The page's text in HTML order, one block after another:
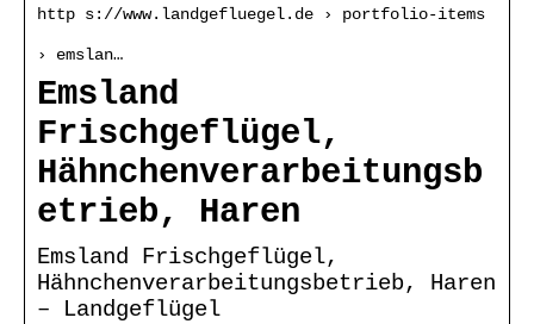
http s://www.landgefluegel.de › portfolio-items
› emslan…
Emsland
Frischgeflügel,
Hähnchenverarbeitungsb
etrieb, Haren
Emsland Frischgeflügel,
Hähnchenverarbeitungsbetrieb, Haren
– Landgeflügel